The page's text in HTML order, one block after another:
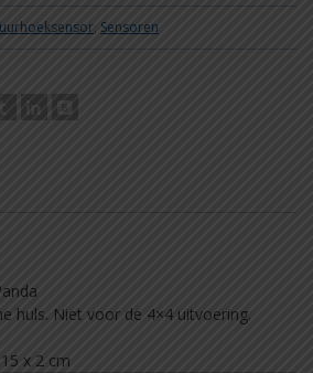
, Sensoren
huls. Niet voor de 4×4 uitvoering.
x 2 cm